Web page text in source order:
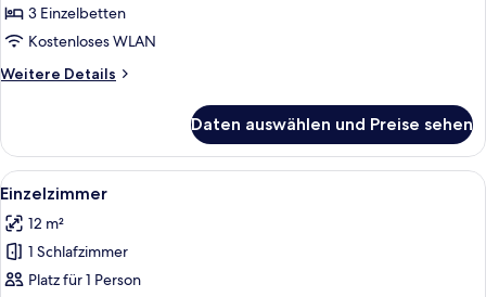
3 Einzelbetten
Kostenloses WLAN
Weitere Details
Weitere
Daten auswählen und Preise sehen
Alle
Fotos
für
Einzelzimmer
anzeigen
Ein ordentlich bezogenes Bett mit
8
Einzelzimmer
12 m²
1 Schlafzimmer
Platz für 1 Person